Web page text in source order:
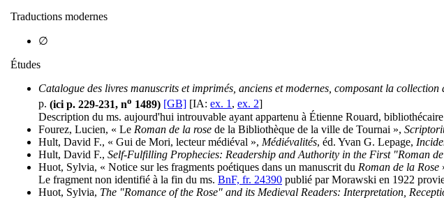
Traductions modernes
∅
Études
Catalogue des livres manuscrits et imprimés, anciens et modernes, composant la collection
p. (ici p. 229-231, no 1489) [GB] [IA: ex. 1, ex. 2]
Description du ms. aujourd'hui introuvable ayant appartenu à Étienne Rouard,
Fourez, Lucien, « Le Roman de la rose de la Bibliothèque de la ville de Tournai »,
Hult, David F., « Gui de Mori, lecteur médiéval », Médiévalités, éd. Yvan G. Lepage,
Hult, David F., Self-Fulfilling Prophecies: Readership and Authority in the First "Roman
Huot, Sylvia, « Notice sur les fragments poétiques dans un manuscrit du Roman de la Rose
Le fragment non identifié à la fin du ms. BnF, fr. 24390 publié par Morawski en 1922
Huot, Sylvia, The "Romance of the Rose" and its Medieval Readers: Interpretation,